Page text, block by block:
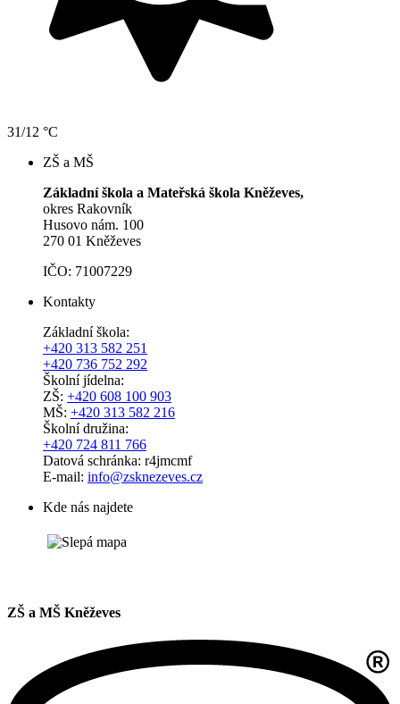
31/12 °C
ZŠ a MŠ
Základní škola a Mateřská škola Kněževes,
okres Rakovník
Husovo nám. 100
270 01 Kněževes
IČO: 71007229
Kontakty
Základní škola:
+420 313 582 251
+420 736 752 292
Školní jídelna:
ZŠ: +420 608 100 903
MŠ: +420 313 582 216
Školní družina:
+420 724 811 766
Datová schránka: r4jmcmf
E-mail: info@zsknezeves.cz
Kde nás najdete
ZŠ a MŠ Kněževes